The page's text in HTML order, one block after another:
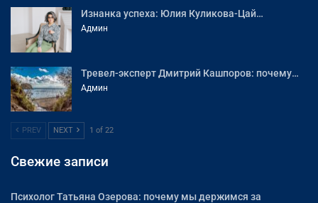
Изнанка успеха: Юлия Куликова-Цай…
Админ
Тревел-эксперт Дмитрий Кашпоров: почему…
Админ
PREV NEXT 1 of 22
Свежие записи
Психолог Татьяна Озерова: почему мы держимся за